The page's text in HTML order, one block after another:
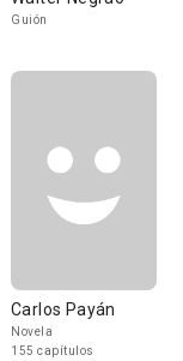
Guión
Carlos Payán
Novela
155 capítulos